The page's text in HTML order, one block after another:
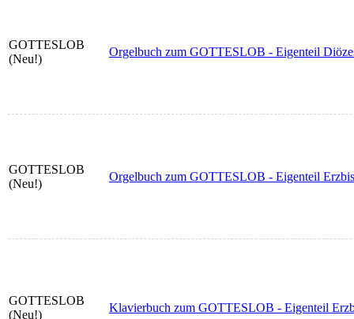
GOTTESLOB
(Neu!)
Orgelbuch zum GOTTESLOB - Eigenteil
GOTTESLOB
(Neu!)
Orgelbuch zum GOTTESLOB - Eigenteil
GOTTESLOB
(Neu!)
Klavierbuch zum GOTTESLOB - Eigenteil